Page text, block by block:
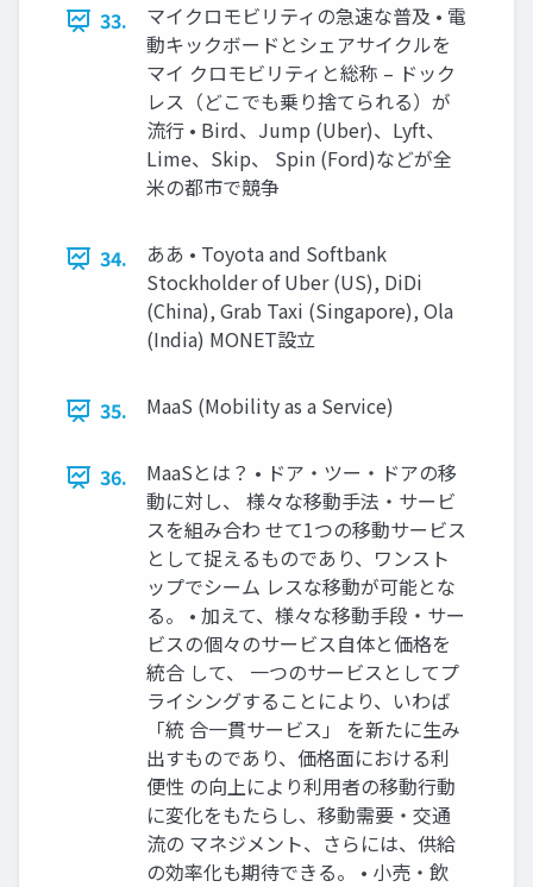
33.
マイクロモビリティの急速な普及 • 電
動キックボードとシェアサイクルを
マイ クロモビリティと総称 – ドック
レス（どこでも乗り捨てられる）が
流行 • Bird、Jump (Uber)、Lyft、
Lime、Skip、 Spin (Ford)などが全
米の都市で競争
34.
ああ • Toyota and Softbank
Stockholder of Uber (US), DiDi
(China), Grab Taxi (Singapore), Ola
(India) MONET設立
35. MaaS (Mobility as a Service)
36.
MaaSとは？ • ドア・ツー・ドアの移
動に対し、 様々な移動手法・サービ
スを組み合わ せて1つの移動サービス
として捉えるものであり、ワンスト
ップでシーム レスな移動が可能とな
る。 • 加えて、様々な移動手段・サー
ビスの個々のサービス自体と価格を
統合 して、 一つのサービスとしてプ
ライシングすることにより、いわば
「統 合一貫サービス」 を新たに生み
出すものであり、価格面における利
便性 の向上により利用者の移動行動
に変化をもたらし、移動需要・交通
流の マネジメント、さらには、供給
の効率化も期待できる。 • 小売・飲